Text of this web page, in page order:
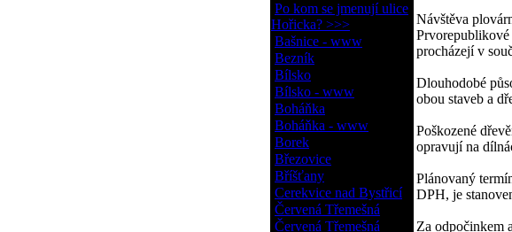
Po kom se jmenují ulice
Hořicka? >>>
Bašnice - www
Bezník
Bílsko
Bílsko - www
Boháňka
Boháňka - www
Borek
Březovice
Bříšťany
Cerekvice nad Bystřicí
Červená Třemešná
Červená Třemešná
Návštěva
Prvorepublikové
procházejí v
Dlouhodobé
obou staveb a
Poškozené
opravují na
Plánovaný
DPH, je
Za odpočinkem